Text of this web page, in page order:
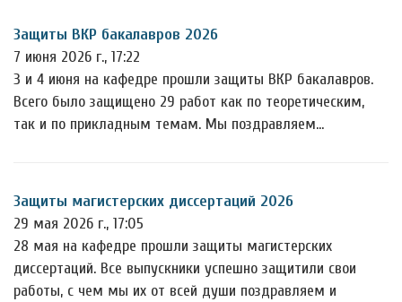
Защиты ВКР бакалавров 2026
7 июня 2026 г., 17:22
3 и 4 июня на кафедре прошли защиты ВКР бакалавров.
Всего было защищено 29 работ как по теоретическим,
так и по прикладным темам. Мы поздравляем…
Защиты магистерских диссертаций 2026
29 мая 2026 г., 17:05
28 мая на кафедре прошли защиты магистерских
диссертаций. Все выпускники успешно защитили свои
работы, с чем мы их от всей души поздравляем и